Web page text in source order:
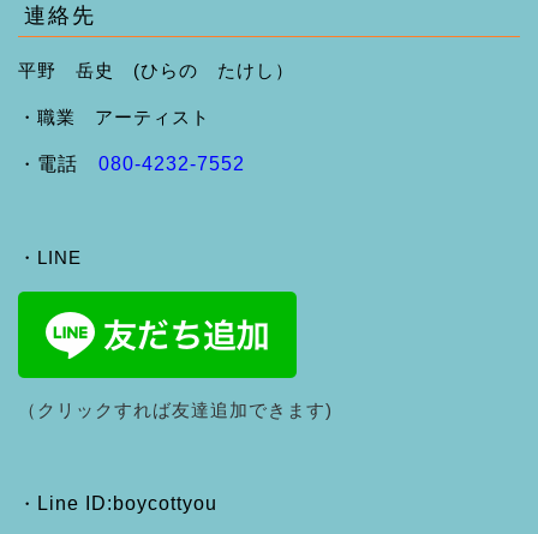
連絡先
平野 岳史 (ひらの たけし）
・職業 アーティスト
・ 電話 080-4232-7552
・LINE
（クリックすれば友達追加できます)
・ Line ID:boycottyou